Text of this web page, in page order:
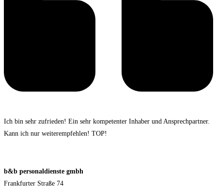
Ich bin sehr zufrieden! Ein sehr kompetenter Inhaber und Ansprechpartner.
Kann ich nur weiterempfehlen! TOP!
b&b personaldienste gmbh
Frankfurter Straße 74